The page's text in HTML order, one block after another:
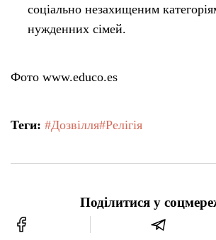
соціально незахищеним
нужденних сімей.
Фото www.educo.es
Теги: #Дозвілля#Релігія
Поділитися у